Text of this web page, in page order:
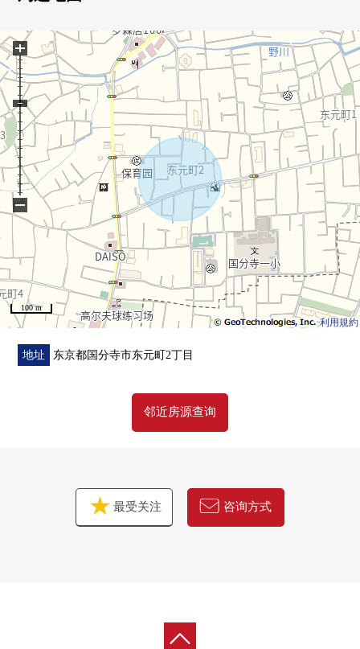
※也承受关于国分寺、小平区域以外的房地产的出售的需
讨论。
■也把自己的家的"出售"交给三井Rehouse请。
・虽然是否是否"出售是以前买房是以前"想重新购买可是不
知道是否最好开始什么。
・想把握拥有房地产的行情。
・因为剩下自己的家的住宅贷款所以想谈无勉强的资金计
划。
同顾客的情形相适应，合计，从住在的买房到出售，支
援。
首先，在免费热线，请命令拥有房地产的概要。
"免费评估的申请"是免费热线0120-323-620
详细的，到负责如有意向，请跟我们联系。
利用規約
100 m
+
−
地址 东京都国分寺市东元町2丁目
邻近房源查询
最受关注 咨询方式